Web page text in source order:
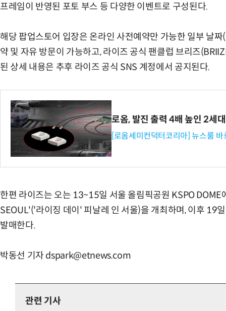
프레임이 반영된 포토 부스 등 다양한 이벤트로 구성된다.
해당 팝업스토어 입장은 온라인 사전예약만 가능한 일부 날
약 및 자유 방문이 가능하고, 라이즈 공식 팬클럽 브리즈
된 상세 내용은 추후 라이즈 공식 SNS 계정에서 공지된다.
로옴, 발진 출력 4배 높인 2세
[로옴세미컨덕터코리아] 뉴스룸 바
한편 라이즈는 오는 13~15일 서울 올림픽공원 KSPO
SEOUL'('라이징 데이' 피날레 인 서울)을 개최하며, 이후 19
발매한다.
박동선 기자 dspark@etnews.com
관련 기사